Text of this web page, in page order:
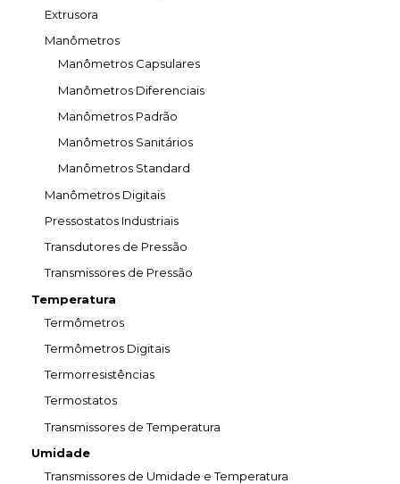
Extrusora
Manômetros
Manômetros Capsulares
Manômetros Diferenciais
Manômetros Padrão
Manômetros Sanitários
Manômetros Standard
Manômetros Digitais
Pressostatos Industriais
Transdutores de Pressão
Transmissores de Pressão
Temperatura
Termômetros
Termômetros Digitais
Termorresistências
Termostatos
Transmissores de Temperatura
Umidade
Transmissores de Umidade e Temperatura